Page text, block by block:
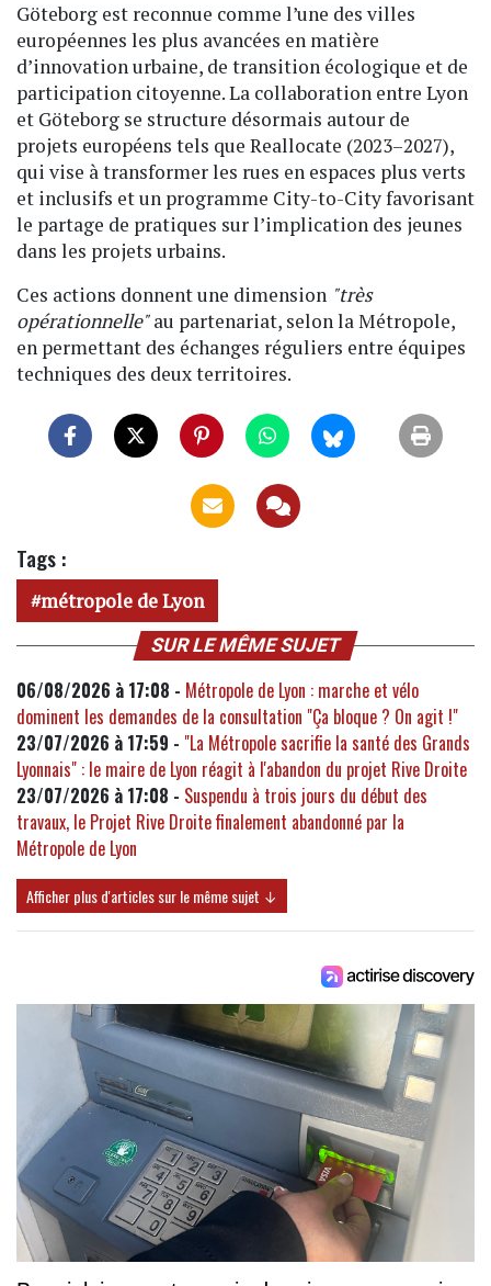
Göteborg est reconnue comme l’une des villes
européennes les plus avancées en matière
d’innovation urbaine, de transition écologique et de
participation citoyenne. La collaboration entre Lyon
et Göteborg se structure désormais autour de
projets européens tels que Reallocate (2023–2027),
qui vise à transformer les rues en espaces plus verts
et inclusifs et un programme City-to-City favorisant
le partage de pratiques sur l’implication des jeunes
dans les projets urbains.
Ces actions donnent une dimension "très
opérationnelle"au partenariat, selon la Métropole,
en permettant des échanges réguliers entre équipes
techniques des deux territoires.
Tags :
métropole de Lyon
SUR LE MÊME SUJET
06/08/2026 à 17:08 - Métropole de Lyon : marche et vélo
dominent les demandes de la consultation "Ça bloque ? On agit !"
23/07/2026 à 17:59 - "La Métropole sacrifie la santé des Grands
Lyonnais" : le maire de Lyon réagit à l'abandon du projet Rive Droite
23/07/2026 à 17:08 - Suspendu à trois jours du début des
travaux, le Projet Rive Droite finalement abandonné par la
Métropole de Lyon
Afficher plus d'articles sur le même sujet ↓